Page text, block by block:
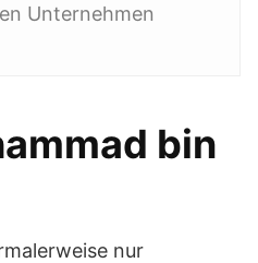
Unternehmen
bin
nur